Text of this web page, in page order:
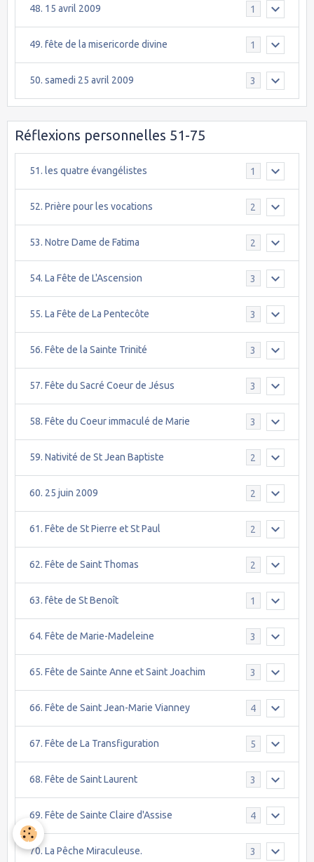
48. 15 avril 2009 1
49. fête de la misericorde divine 1
50. samedi 25 avril 2009 3
Réflexions personnelles 51-75
51. les quatre évangélistes 1
52. Prière pour les vocations 2
53. Notre Dame de Fatima 2
54. La Fête de L'Ascension 3
55. La Fête de La Pentecôte 3
56. Fête de la Sainte Trinité 3
57. Fête du Sacré Coeur de Jésus 3
58. Fête du Coeur immaculé de Marie 3
59. Nativité de St Jean Baptiste 2
60. 25 juin 2009 2
61. Fête de St Pierre et St Paul 2
62. Fête de Saint Thomas 2
63. fête de St Benoît 1
64. Fête de Marie-Madeleine 3
65. Fête de Sainte Anne et Saint Joachim 3
66. Fête de Saint Jean-Marie Vianney 4
67. Fête de La Transfiguration 5
68. Fête de Saint Laurent 3
69. Fête de Sainte Claire d'Assise 4
70. La Pêche Miraculeuse. 3